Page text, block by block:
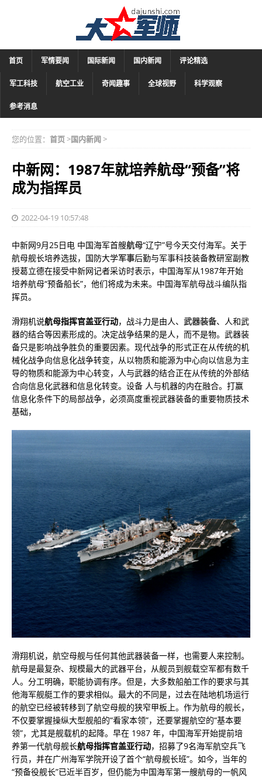
首页 军情要闻 国际新闻 国内新闻 评论精选
军工科技 航空工业 奇闻趣事 全球视野 科学观察
参考消息
您的位置： 首页>国内新闻>
中新网：1987年就培养航母“预备”将
成为指挥员
2022-04-19 10:57:48
中新网9月25日电 中国海军首艘航母“辽宁”号今天交付海军。关于
航母舰长培养选拔，国防大学军事后勤与军事科技装备教研室副教
授葛立德在接受中新网记者采访时表示，中国海军从1987年开始
培养航母“预备船长”，他们将成为未来。中国海军航母战斗编队指
挥员。
滑翔机说航母指挥官盖亚行动，战斗力是由人、 武器装备、人和武
器的结合等因素形成的。决定战争结果的是人，而不是物。武器装
备只是影响战争胜负的重要因素。现代战争的形式正在从传统的机
械化战争向信息化战争转变，从以物质和能源为中心向以信息为主
导的物质和能源为中心转变，人与武器的结合正在从传统的外部结
合向信息化武器和信息化转变。设备 人与机器的内在融合。打赢
信息化条件下的局部战争，必须高度重视武器装备的重要物质技术
基础，
滑翔机说，航空母舰与任何其他武器装备一样，也需要人来控制。
航母是最复杂、规模最大的武器平台，从舰员到舰载空军都有数千
人。分工明确，职能协调有序。但是，大多数船舶工作的要求与其
他海军舰艇工作的要求相似。最大的不同是，过去在陆地机场运行
的航空已经被转移到了航空母舰的狭窄甲板上。作为航母的舰长，
不仅要掌握操纵大型舰船的“看家本领”，还要掌握航空的“基本要
领”，尤其是舰载机的起降。早在 1987 年，中国海军开始提前培
养第一代航母舰长航母指挥官盖亚行动，招募了9名海军航空兵飞
行员，并在广州海军学院开设了首个“航母舰长班”。如今，当年的
“预备役舰长”已近半百岁，但仍能为中国海军第一艘航母的一帆风